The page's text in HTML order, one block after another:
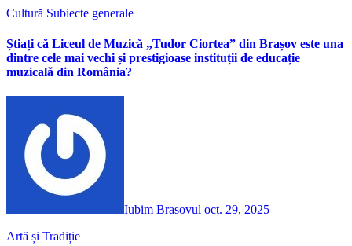
Cultură Subiecte generale
Știați că Liceul de Muzică „Tudor Ciortea” din Brașov este una
dintre cele mai vechi și prestigioase instituții de educație
muzicală din România?
Iubim Brasovul oct. 29, 2025
Artă și Tradiție